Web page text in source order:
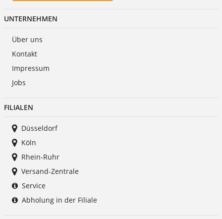
UNTERNEHMEN
Über uns
Kontakt
Impressum
Jobs
FILIALEN
Düsseldorf
Köln
Rhein-Ruhr
Versand-Zentrale
Service
Abholung in der Filiale